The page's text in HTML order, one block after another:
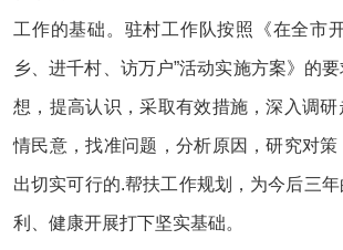
工作的基础。驻村工作队按照《在全市
乡、进千村、访万户”活动实施方案》的
想，提高认识，采取有效措施，深入调
情民意，找准问题，分析原因，研究对
出切实可行的.帮扶工作规划，为今后三
利、健康开展打下坚实基础。